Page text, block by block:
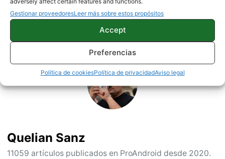
Gestionar proveedoresLeer más sobre estos propósitos
Accept
Preferencias
Política de cookiesPolítica de privacidadAviso legal
Quelian Sanz
11059 artículos publicados en ProAndroid desde 2020.